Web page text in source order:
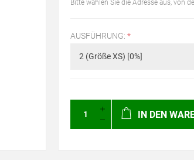
Bitte wählen Sie die Adresse aus, von
AUSFÜHRUNG: *
IN DEN